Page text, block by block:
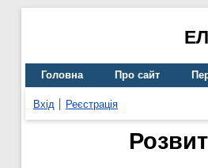
Головна Про сайт
Вхід Реєстрація